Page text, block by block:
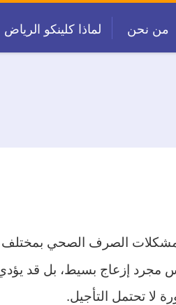
من نحن لماذا كلينكو الرياض
الصرف الصحي بمختلف
مجرد إزعاج بسيط، بل قد يؤدي
لا تحتمل التأجيل.